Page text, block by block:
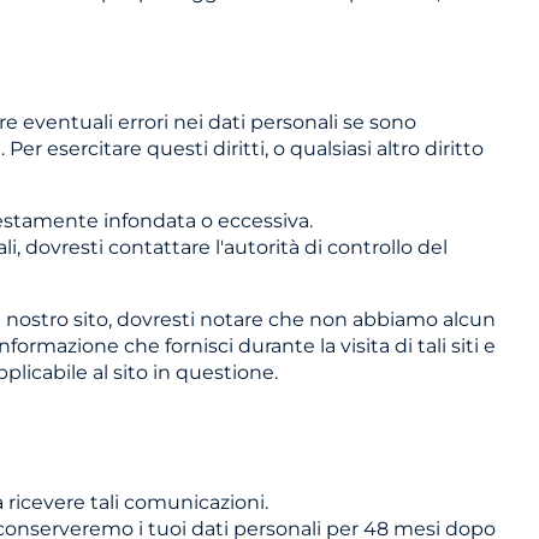
eventuali errori nei dati personali se sono
esercitare questi diritti, o qualsiasi altro diritto
infondata o eccessiva.
dovresti contattare l'autorità di controllo del
sito, dovresti notare che non abbiamo alcun
che fornisci durante la visita di tali siti e
al sito in questione.
tali comunicazioni.
i tuoi dati personali per 48 mesi dopo